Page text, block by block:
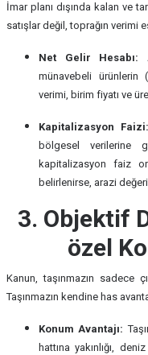
İmar planı dışında kalan ve
satışlar değil, toprağın verimi
Net Gelir Hesabı:
münavebeli ürünlerin
verimi, birim fiyatı ve
Kapitalizasyon Faizi:
bölgesel verilerine
kapitalizasyon faiz
belirlenirse, arazi
3. Objektif
özel
Kanun, taşınmazın sadece
Taşınmazın kendine has
Konum Avantajı:
hattına yakınlığı,